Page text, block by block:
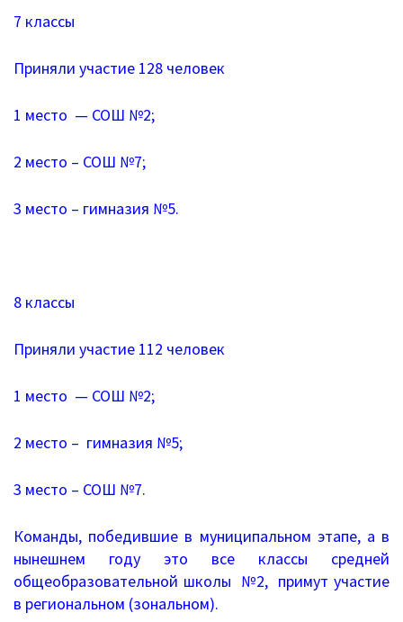
Противодействие коррупции
школьного образования
III. Управление системой общего
Механизмы управления качеством
2021/2022 учебный год
Аналитическая справка
7 классы
Приняли участие 128 человек
1 место — СОШ №2;
2 место – СОШ №7;
3 место – гимназия №5.
8 классы
Приняли участие 112 человек
1 место — СОШ №2;
2 место – гимназия №5;
3 место – СОШ №7.
Команды, победившие в муниципальном этапе, а в
нынешнем году это все классы средней
общеобразовательной школы №2, примут участие
в региональном (зональном).